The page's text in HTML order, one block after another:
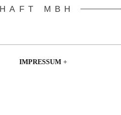
MBH
IMPRESSUM